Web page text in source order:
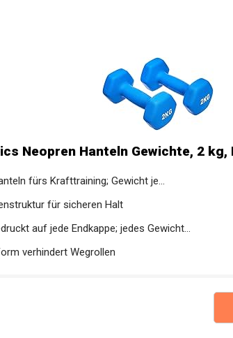
Neopren Hanteln Gewichte, 2 kg,
fürs Krafttraining; Gewicht je...
für sicheren Halt
auf jede Endkappe; jedes Gewicht...
verhindert Wegrollen